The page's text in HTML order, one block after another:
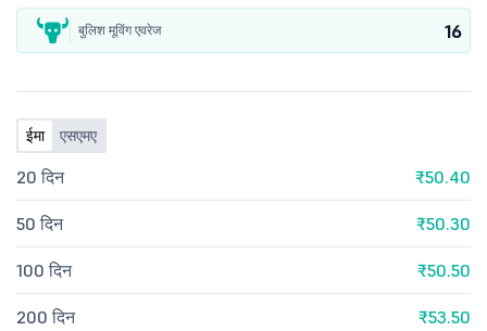
बुलिश मूविंग एवरेज 16
ईमा एसएमए
20 दिन ₹50.40
50 दिन ₹50.30
100 दिन ₹50.50
200 दिन ₹53.50